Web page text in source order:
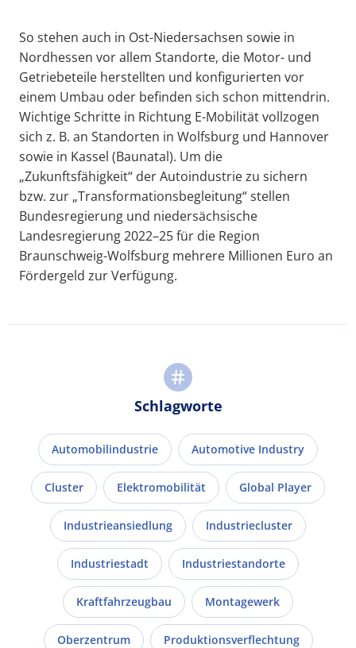
So stehen auch in Ost-Niedersachsen sowie in
Nordhessen vor allem Standorte, die Motor- und
Getriebeteile herstellten und konfigurierten vor
einem Umbau oder befinden sich schon mittendrin.
Wichtige Schritte in Richtung E-Mobilität vollzogen
sich z. B. an Standorten in Wolfsburg und Hannover
sowie in Kassel (Baunatal). Um die
„Zukunftsfähigkeit“ der Autoindustrie zu sichern
bzw. zur „Transformationsbegleitung“ stellen
Bundesregierung und niedersächsische
Landesregierung 2022–25 für die Region
Braunschweig-Wolfsburg mehrere Millionen Euro an
Fördergeld zur Verfügung.
Schlagworte
Automobilindustrie Automotive Industry
Cluster Elektromobilität Global Player
Industrieansiedlung Industriecluster
Industriestadt Industriestandorte
Kraftfahrzeugbau Montagewerk
Oberzentrum Produktionsverflechtung